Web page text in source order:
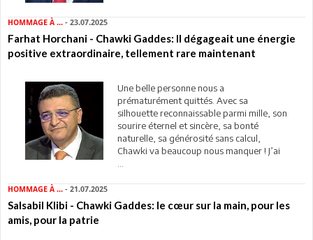
HOMMAGE À ... - 23.07.2025
Farhat Horchani - Chawki Gaddes: Il dégageait une énergie
positive extraordinaire, tellement rare maintenant
Une belle personne nous a
prématurément quittés. Avec sa
silhouette reconnaissable parmi mille, son
sourire éternel et sincère, sa bonté
naturelle, sa générosité sans calcul,
Chawki va beaucoup nous manquer ! J’ai
HOMMAGE À ... - 21.07.2025
Salsabil Klibi - Chawki Gaddes: le cœur sur la main, pour les
amis, pour la patrie